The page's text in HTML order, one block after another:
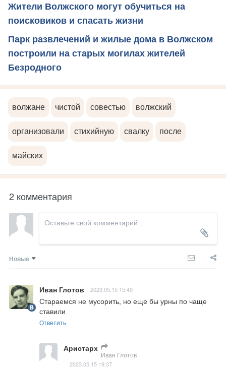
Жители Волжского могут обучиться на
поисковиков и спасать жизни
Парк развлечений и жилые дома в Волжском
построили на старых могилах жителей
Безродного
волжане чистой совестью волжский
организовали стихийную свалку после
майских
2 комментария
Новые
Иван Глотов 2023.05.15 15:49
Стараемся не мусорить, но еще бы урны по чаще
ставили
Ответить
Аристарх
Иван Глотов
2023.05.15 19:37